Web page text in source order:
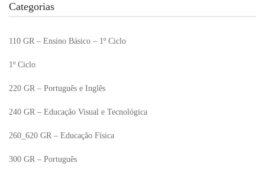
Categorias
110 GR – Ensino Básico – 1º Ciclo
1º Ciclo
220 GR – Português e Inglês
240 GR – Educação Visual e Tecnológica
260_620 GR – Educação Física
300 GR – Português